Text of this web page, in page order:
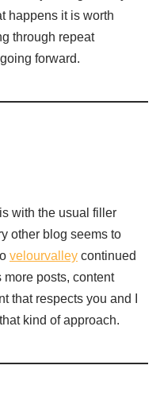
happens it is worth
through repeat
forward.
with the usual filler
other blog seems to
velourvalley continued
posts, content
that respects you and I
kind of approach.